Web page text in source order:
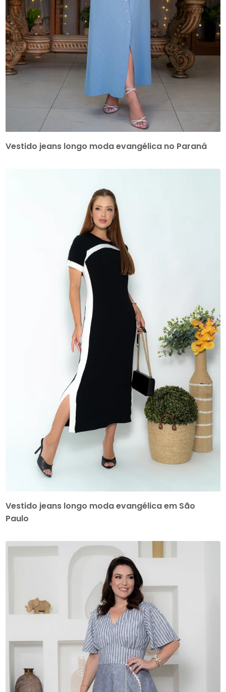
Vestido jeans longo moda evangélica no Paraná
Vestido jeans longo moda evangélica em São
Paulo